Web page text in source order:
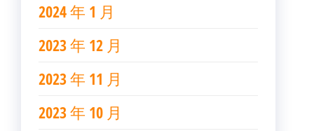
2024 年 1 月
2023 年 12 月
2023 年 11 月
2023 年 10 月